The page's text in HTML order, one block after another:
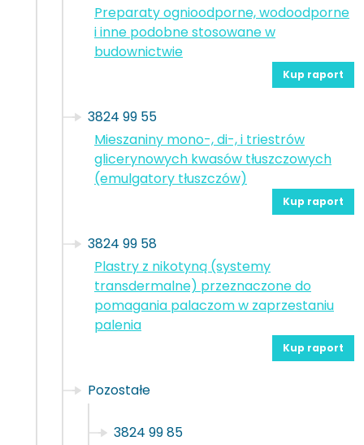
Preparaty ognioodporne, wodoodporne
i inne podobne stosowane w
budownictwie
Kup raport
3824 99 55
Mieszaniny mono-, di-, i triestrów
glicerynowych kwasów tłuszczowych
(emulgatory tłuszczów)
Kup raport
3824 99 58
Plastry z nikotyną (systemy
transdermalne) przeznaczone do
pomagania palaczom w zaprzestaniu
palenia
Kup raport
Pozostałe
3824 99 85